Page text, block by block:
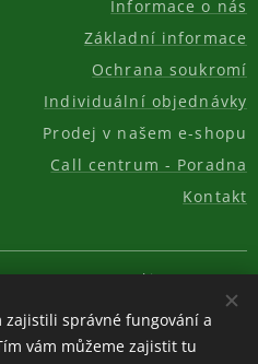
Informace o nás
Základní informace
Ochrana soukromí
Individuální objednávky
Prodej v našem e-shopu
Call centrum - Poradna
Kontakt
GROUP s.r.o. Cookies
€ USD $
zajistili správné fungování a
vám můžeme zajistit tu